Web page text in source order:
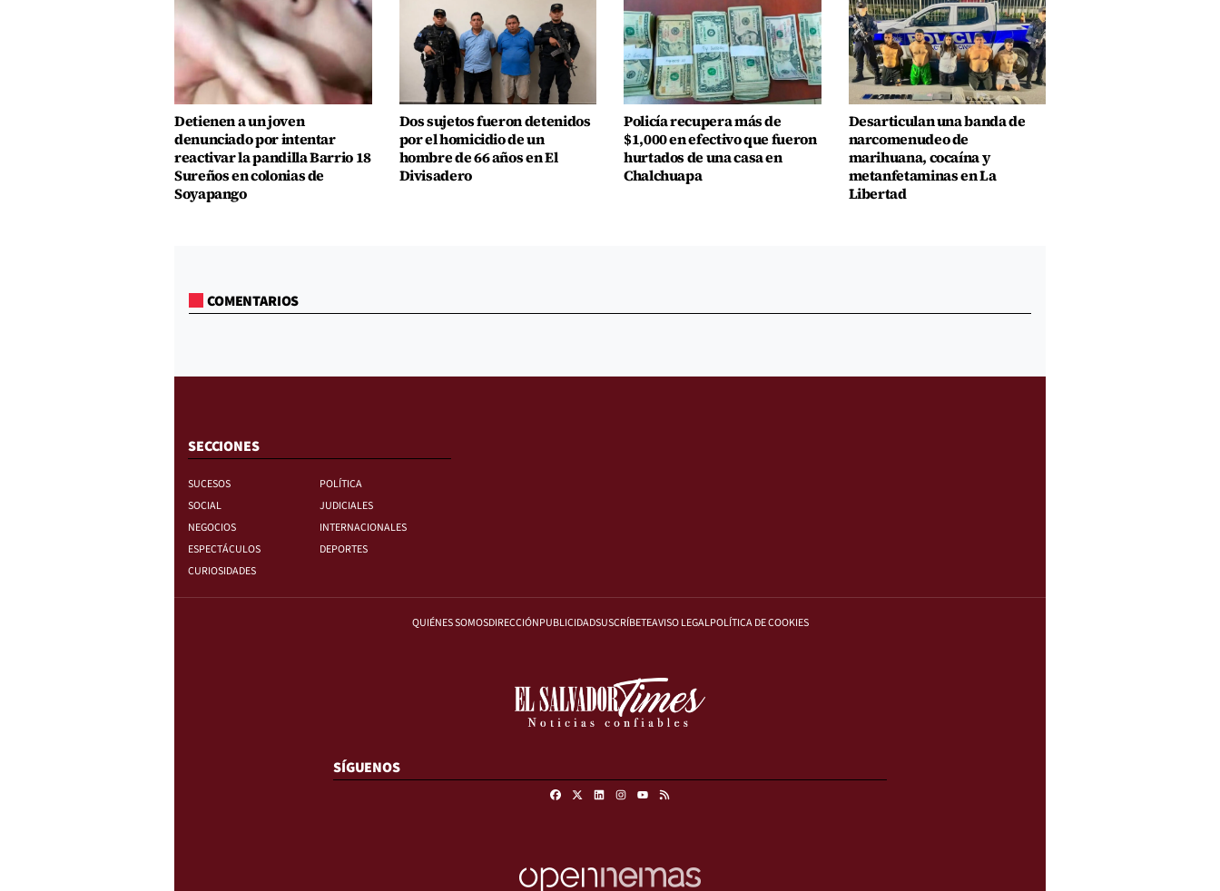
Detienen a un joven
denunciado por intentar
reactivar la pandilla Barrio 18
Sureños en colonias de
Soyapango
Dos sujetos fueron detenidos
por el homicidio de un
hombre de 66 años en El
Divisadero
Policía recupera más de
$1,000 en efectivo que fueron
hurtados de una casa en
Chalchuapa
Desarticulan una banda de
narcomenudeo de
marihuana, cocaína y
metanfetaminas en La
Libertad
COMENTARIOS
SECCIONES
SUCESOS
POLÍTICA
SOCIAL
JUDICIALES
NEGOCIOS
INTERNACIONALES
ESPECTÁCULOS
DEPORTES
CURIOSIDADES
QUIÉNES SOMOSDIRECCIÓNPUBLICIDADSUSCRÍBETEAVISO LEGALPOLÍTICA DE COOKIES
SÍGUENOS
FacebookLinkedinInstagram